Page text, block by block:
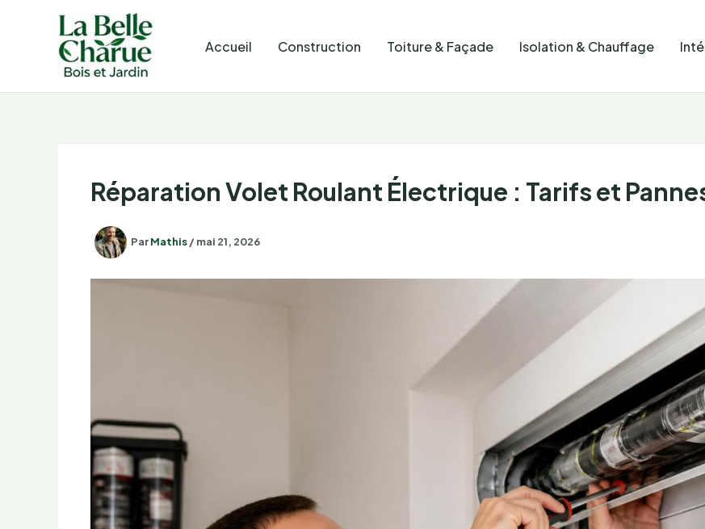
Accueil Construction Toiture & Façade Isolation & Chauffage
Réparation Volet Roulant Électrique : Tarifs et
ParMathis/mai 21, 2026